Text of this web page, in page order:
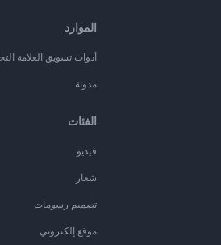
الموارد
أدوات تسويق العلامة
مدونة
الفئات
فيديو
شعار
تصميم رسومات
موقع إلكتروني